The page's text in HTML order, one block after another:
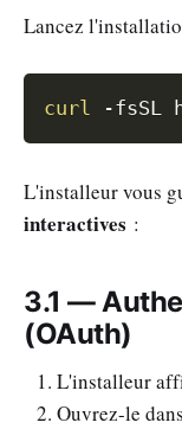
Lancez
curl -fsSL
L'installeur vous
interactives :
3.1 —
(OAuth)
L'installeur
Ouvrez-le